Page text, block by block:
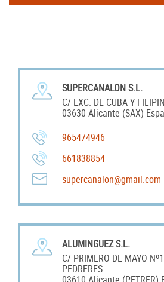
Generador de precios CYPE
Téléchargements
Contactez-nous
France (Français)
SUPERCANALON S.L.
C/ EXC. DE CUBA Y
03630 Alicante (SAX)
965474946
661838854
supercanalon@gmail.com
ALUMINGUEZ S.L.
C/ PRIMERO DE MAYO
PEDRERES